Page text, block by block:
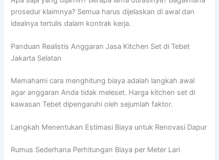
prosedur klaimnya? Semua harus dijelaskan di awal dan
idealnya tertulis dalam kontrak kerja.
Panduan Realistis Anggaran Jasa Kitchen Set di Tebet
Jakarta Selatan
Memahami cara menghitung biaya adalah langkah awal
agar anggaran Anda tidak meleset. Harga kitchen set di
kawasan Tebet dipengaruhi oleh sejumlah faktor.
Langkah Menentukan Estimasi Biaya untuk Renovasi Dapur
Rumus Sederhana Perhitungan Biaya per Meter Lari